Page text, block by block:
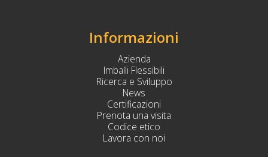
Informazioni
Azienda
Imballi Flessibili
Ricerca e Sviluppo
News
Certificazioni
Prenota una visita
Codice etico
Lavora con noi